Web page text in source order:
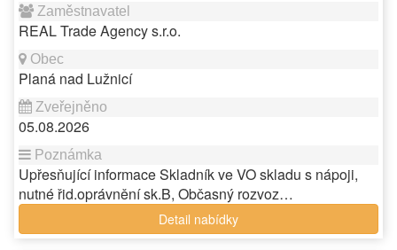
REAL Trade Agency s.r.o.
Planá nad Lužnicí
05.08.2026
Upřesňující informace Skladník ve VO skladu s nápoji,
nutné řid.oprávnění sk.B, Občasný rozvoz…
Detail nabídky